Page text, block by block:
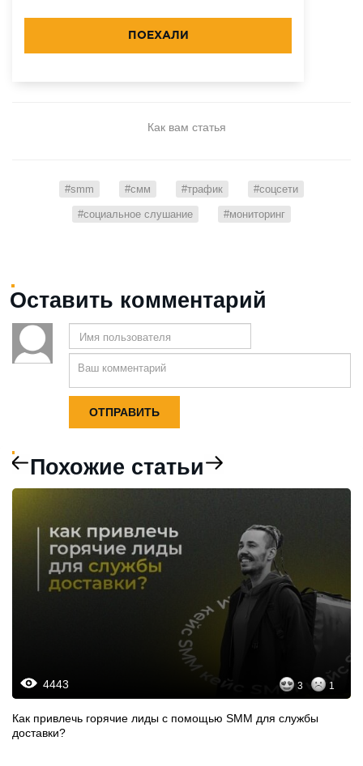
ПОЕХАЛИ
Как вам статья
#smm #смм #трафик #соцсети
#социальное слушание #мониторинг
Оставить комментарий
Похожие статьи
4443 3 1
Как привлечь горячие лиды с помощью SММ для службы
доставки?